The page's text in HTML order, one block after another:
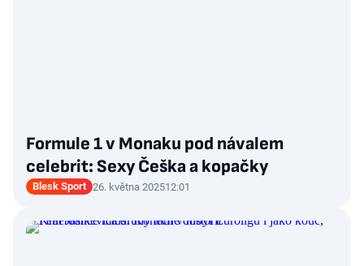
Formule 1 v Monaku pod návalem
celebrit: Sexy Češka a kopačky
Blesk Sport 26. května 202512:01